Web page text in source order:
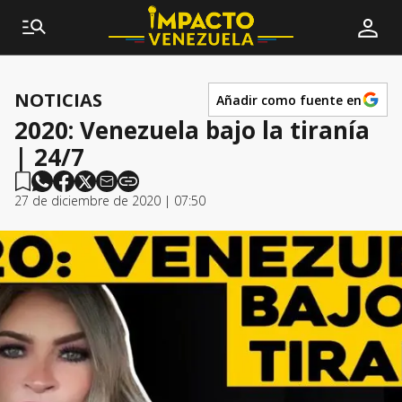
NOTICIAS Añadir como fuente en
2020: Venezuela bajo la tiranía
| 24/7
27 de diciembre de 2020 | 07:50